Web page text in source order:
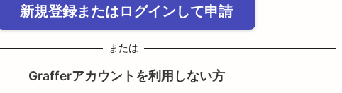
新規登録またはログインして申請
または
Grafferアカウントを利用しない方